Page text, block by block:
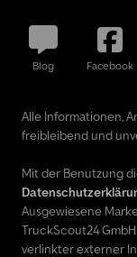
Blog Facebook
Alle Informationen,
freibleibend und
Mit der Benutzung
Ausgewiesene
TruckScout24
verlinkter externer